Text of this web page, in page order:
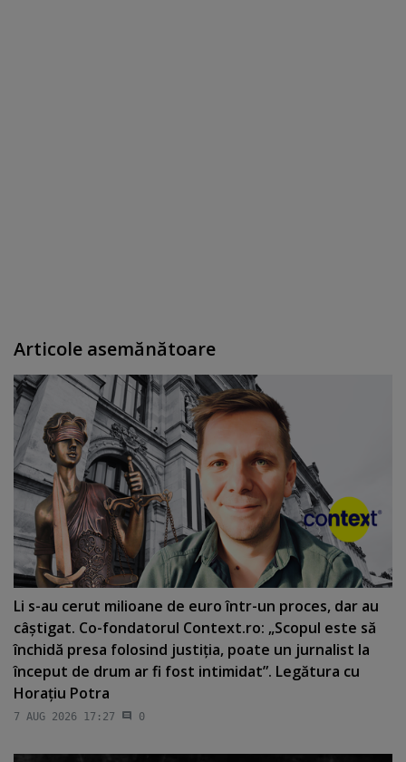
Articole asemănătoare
Li s-au cerut milioane de euro într-un proces, dar au
câştigat. Co-fondatorul Context.ro: „Scopul este să
închidă presa folosind justiţia, poate un jurnalist la
început de drum ar fi fost intimidat”. Legătura cu
Horaţiu Potra
7 AUG 2026 17:27 0